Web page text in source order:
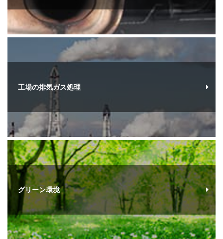
工場の排気ガス処理
グリーン環境